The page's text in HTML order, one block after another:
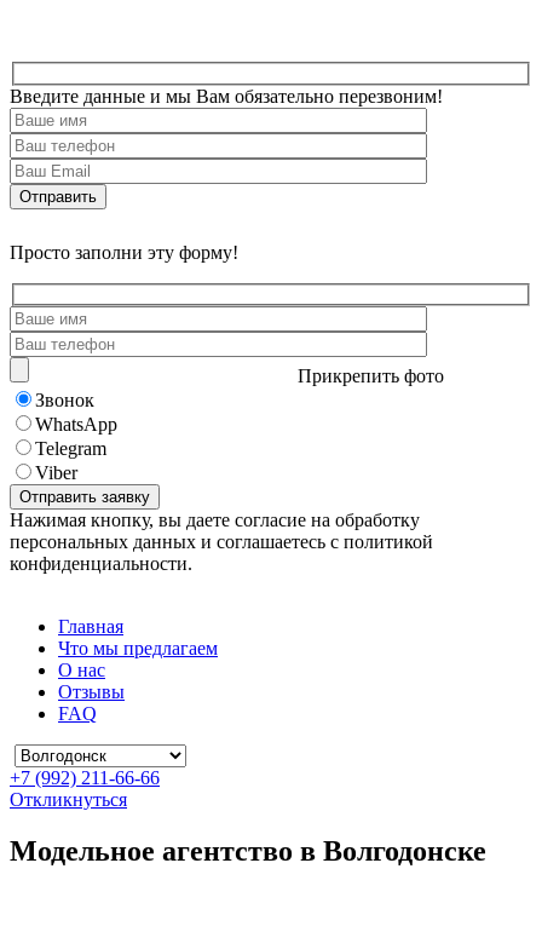
Введите данные и мы Вам обязательно перезвоним!
Просто заполни эту форму!
Прикрепить фото
Звонок
WhatsApp
Telegram
Viber
Нажимая кнопку, вы даете согласие на обработку
персональных данных и соглашаетесь с политикой
конфиденциальности.
Главная
Что мы предлагаем
О нас
Отзывы
FAQ
+7 (992) 211-66-66
Откликнуться
Модельное агентство в Волгодонске